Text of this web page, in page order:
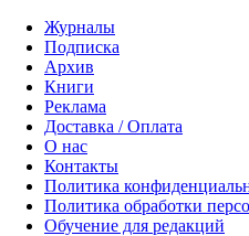
Журналы
Подписка
Архив
Книги
Реклама
Доставка / Оплата
О нас
Контакты
Политика
Политика обработки
Обучение для редакций